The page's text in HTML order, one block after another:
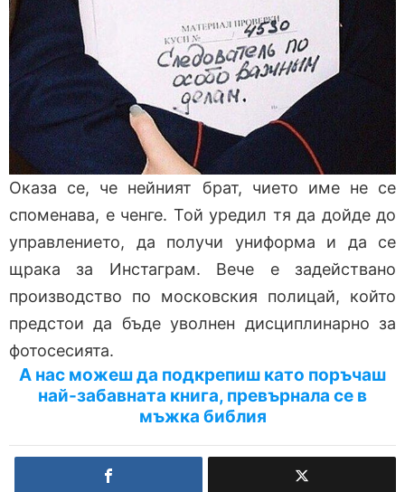
Оказа се, че нейният брат, чието име не се
споменава, е ченге. Той уредил тя да дойде до
управлението, да получи униформа и да се
щрака за Инстаграм. Вече е задействано
производство по московския полицай, който
предстои да бъде уволнен дисциплинарно за
фотосесията.
А нас можеш да подкрепиш като поръчаш
най-забавната книга, превърнала се в
мъжка библия